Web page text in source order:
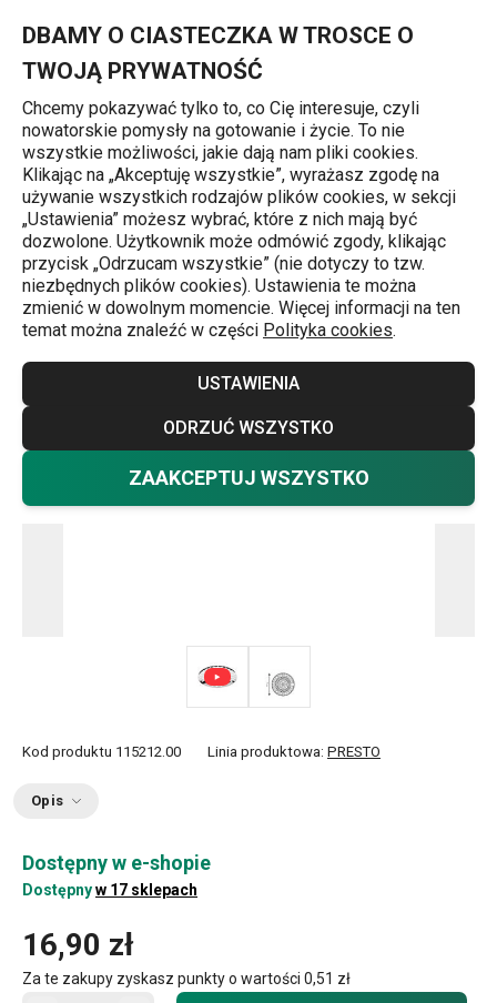
DBAMY O CIASTECZKA W TROSCE O
TWOJĄ PRYWATNOŚĆ
Chcemy pokazywać tylko to, co Cię interesuje, czyli
nowatorskie pomysły na gotowanie i życie. To nie
wszystkie możliwości, jakie dają nam pliki cookies.
Klikając na „Akceptuję wszystkie”, wyrażasz zgodę na
używanie wszystkich rodzajów plików cookies, w sekcji
„Ustawienia” możesz wybrać, które z nich mają być
dozwolone. Użytkownik może odmówić zgody, klikając
przycisk „Odrzucam wszystkie” (nie dotyczy to tzw.
niezbędnych plików cookies). Ustawienia te można
zmienić w dowolnym momencie. Więcej informacji na ten
temat można znaleźć w części Polityka cookies.
USTAWIENIA
ODRZUĆ WSZYSTKO
ZAAKCEPTUJ WSZYSTKO
Sitka, korki i podkładki do zlewu
Sitko ze stali nierdzewnej PRESTO,
7 cm
Kod produktu 115212.00 Linia produktowa: PRESTO
Opis
Dostępny w e-shopie
Dostępnyw 17 sklepach
16,90 zł
Za te zakupy zyskasz punkty o wartości 0,51 zł